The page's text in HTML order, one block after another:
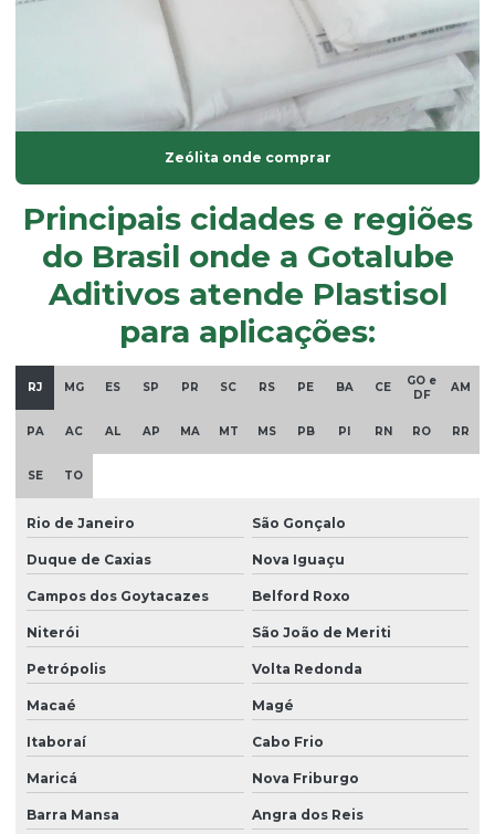
óleo plastificante para borracha
óleos plastificantes
Onde comprar plastificantes
óxido de alumínio
óxido de magnésio
óxido de zinco em pó
Parafina em pó
Plastificante de base vegetal atóxico
Plastisol
Plastisol para aplicações
Plastisol atóxico
Plastisol pvc
Querosene desodorizado
Querosene desodorizado preço
Zeólita onde comprar
Principais cidades e regiões
do Brasil onde a Gotalube
Aditivos atende Plastisol
para aplicações:
RJ MG ES SP PR SC RS PE BA CE
GO e
DF
AM
PA AC AL AP MA MT MS PB PI RN RO RR
SE TO
Rio de Janeiro São Gonçalo
Duque de Caxias Nova Iguaçu
Campos dos Goytacazes Belford Roxo
Niterói São João de Meriti
Petrópolis Volta Redonda
Macaé Magé
Itaboraí Cabo Frio
Maricá Nova Friburgo
Barra Mansa Angra dos Reis